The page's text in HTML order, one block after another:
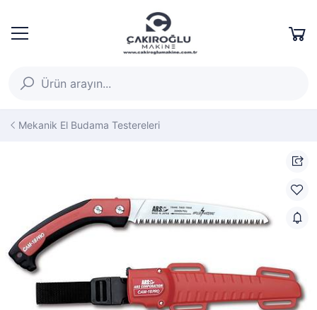
Mekanik El Budama Testereleri